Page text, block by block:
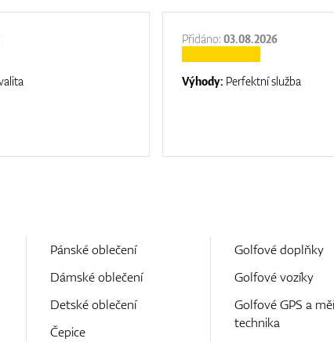
Přidáno:03.08.2026
Výhody: Perfektní služba
Pánské oblečení
Dámské oblečení
Detské oblečení
Čepice
Golfové doplňky
Golfové vozíky
Golfové GPS a
technika